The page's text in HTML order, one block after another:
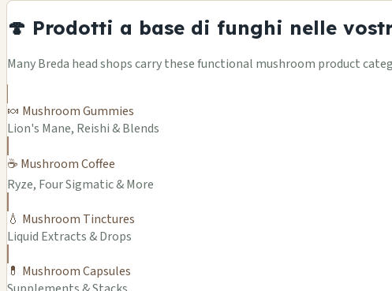
🍄 Prodotti a base di funghi nelle
Many Breda head shops carry these functional mushroom product
🍬 Mushroom Gummies
Lion's Mane, Reishi & Blends
☕ Mushroom Coffee
Ryze, Four Sigmatic & More
💧 Mushroom Tinctures
Liquid Extracts & Drops
💊 Mushroom Capsules